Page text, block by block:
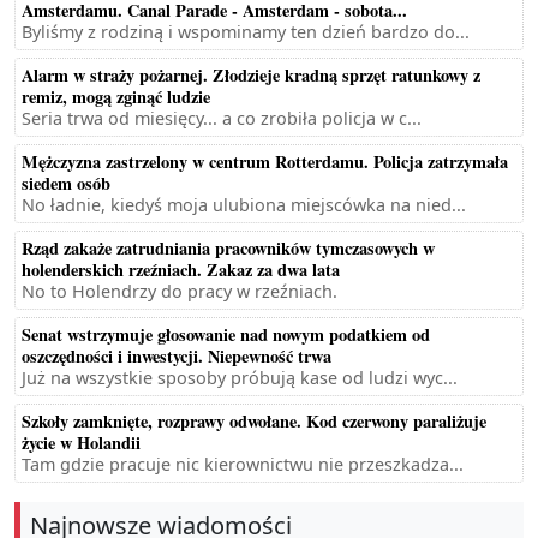
Amsterdamu. Canal Parade - Amsterdam - sobota...
Byliśmy z rodziną i wspominamy ten dzień bardzo do...
Alarm w straży pożarnej. Złodzieje kradną sprzęt ratunkowy z
remiz, mogą zginąć ludzie
Seria trwa od miesięcy... a co zrobiła policja w c...
Mężczyzna zastrzelony w centrum Rotterdamu. Policja zatrzymała
siedem osób
No ładnie, kiedyś moja ulubiona miejscówka na nied...
Rząd zakaże zatrudniania pracowników tymczasowych w
holenderskich rzeźniach. Zakaz za dwa lata
No to Holendrzy do pracy w rzeźniach.
Senat wstrzymuje głosowanie nad nowym podatkiem od
oszczędności i inwestycji. Niepewność trwa
Już na wszystkie sposoby próbują kase od ludzi wyc...
Szkoły zamknięte, rozprawy odwołane. Kod czerwony paraliżuje
życie w Holandii
Tam gdzie pracuje nic kierownictwu nie przeszkadza...
Najnowsze wiadomości